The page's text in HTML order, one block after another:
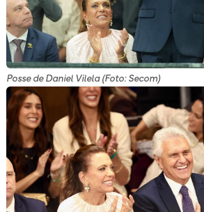
Posse de Daniel Vilela (Foto: Secom)